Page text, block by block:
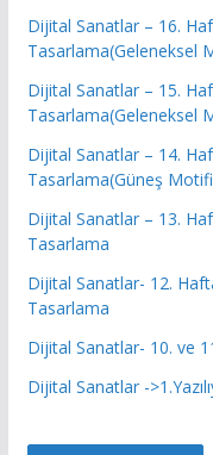
Dijital Sanatlar – 16.
Tasarlama(Geleneksel
Dijital Sanatlar – 15.
Tasarlama(Geleneksel
Dijital Sanatlar – 14.
Tasarlama(Güneş
Dijital Sanatlar – 13.
Tasarlama
Dijital Sanatlar- 12.
Tasarlama
Dijital Sanatlar- 10. ve
Dijital Sanatlar -